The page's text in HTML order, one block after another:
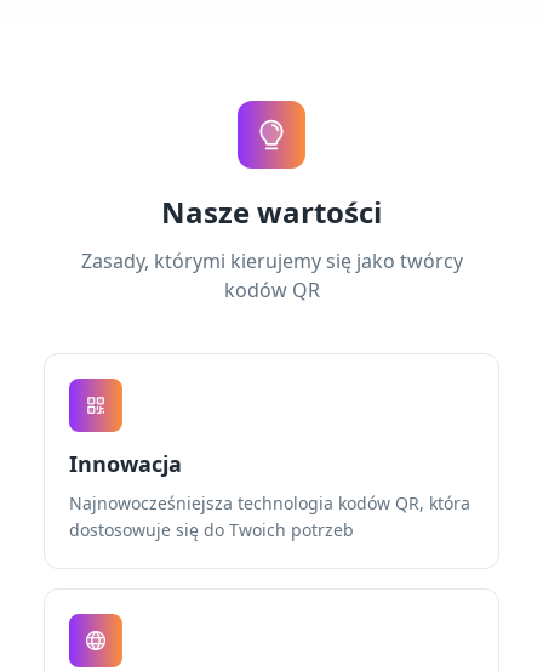
Nasze wartości
Zasady, którymi kierujemy się jako twórcy
kodów QR
Innowacja
Najnowocześniejsza technologia kodów QR, która
dostosowuje się do Twoich potrzeb